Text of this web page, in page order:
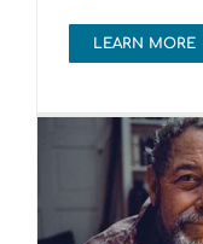
LEARN MORE
Il